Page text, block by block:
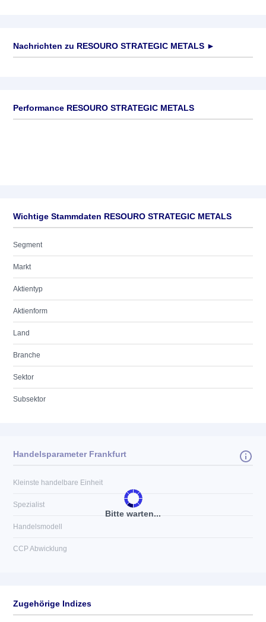
Nachrichten zu RESOURO STRATEGIC METALS ►
Performance RESOURO STRATEGIC METALS
Wichtige Stammdaten RESOURO STRATEGIC METALS
Segment
Markt
Aktientyp
Aktienform
Land
Branche
Sektor
Subsektor
Bitte warten...
Handelsparameter Frankfurt
Kleinste handelbare Einheit
Spezialist
Handelsmodell
CCP Abwicklung
Zugehörige Indizes